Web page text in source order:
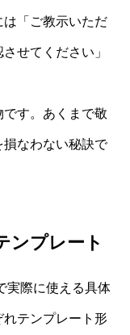
「ご教示いただ
せてください」
す。あくまで敬
なわない秘訣で
ンプレート
実際に使える具体
テンプレート形